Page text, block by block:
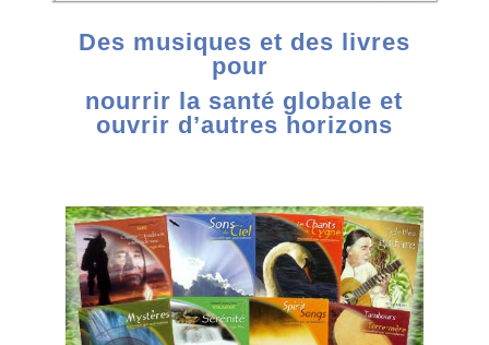
Des musiques et des livres
pour
nourrir la santé globale et
ouvrir d’autres horizons